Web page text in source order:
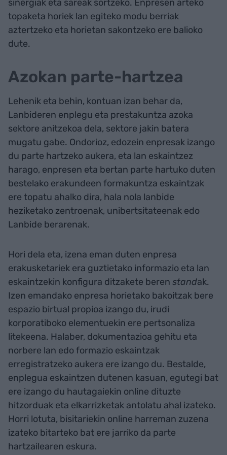
sinergiak eta sareak sortzeko. Enpresen arteko
topaketa horiek lan egiteko modu berriak
aztertzeko eta horietan sakontzeko ere balioko
dute.
Azokan parte-hartzea
Lehenik eta behin, kontuan izan behar da,
Lanbideren enplegu eta prestakuntza azoka
sektore anitzekoa dela, sektore jakin batera
mugatu gabe. Ondorioz, edozein enpresak izango
du parte hartzeko aukera, eta lan eskaintzez
harago, enpresen eta bertan parte hartuko duten
bestelako erakundeen formakuntza eskaintzak
ere topatu ahalko dira, hala nola lanbide
heziketako zentroenak, unibertsitateenak edo
Lanbide berarenak.
Hori dela eta, izena eman duten enpresa
erakusketariek era guztietako informazio eta lan
eskaintzekin konfigura ditzakete beren standak.
Izen emandako enpresa horietako bakoitzak bere
espazio birtual propioa izango du, irudi
korporatiboko elementuekin ere pertsonaliza
litekeena. Halaber, dokumentazioa gehitu eta
norbere lan edo formazio eskaintzak
erregistratzeko aukera ere izango du. Bestalde,
enplegua eskaintzen dutenen kasuan, egutegi bat
ere izango du hautagaiekin online dituzte
hitzorduak eta elkarrizketak antolatu ahal izateko.
Horri lotuta, bisitariekin online harreman zuzena
izateko bitarteko bat ere jarriko da parte
hartzailearen eskura.